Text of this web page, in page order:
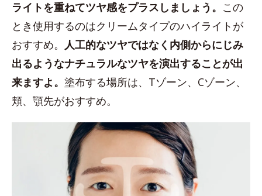
ライトを重ねてツヤ感をプラスしましょう。 この
とき使用するのはクリームタイプのハイライトが
おすすめ。 人工的なツヤではなく内側からにじみ
出るようなナチュラルなツヤを演出することが出
来ますよ。 塗布する場所は、Tゾーン、Cゾーン、
頬、顎先がおすすめ。